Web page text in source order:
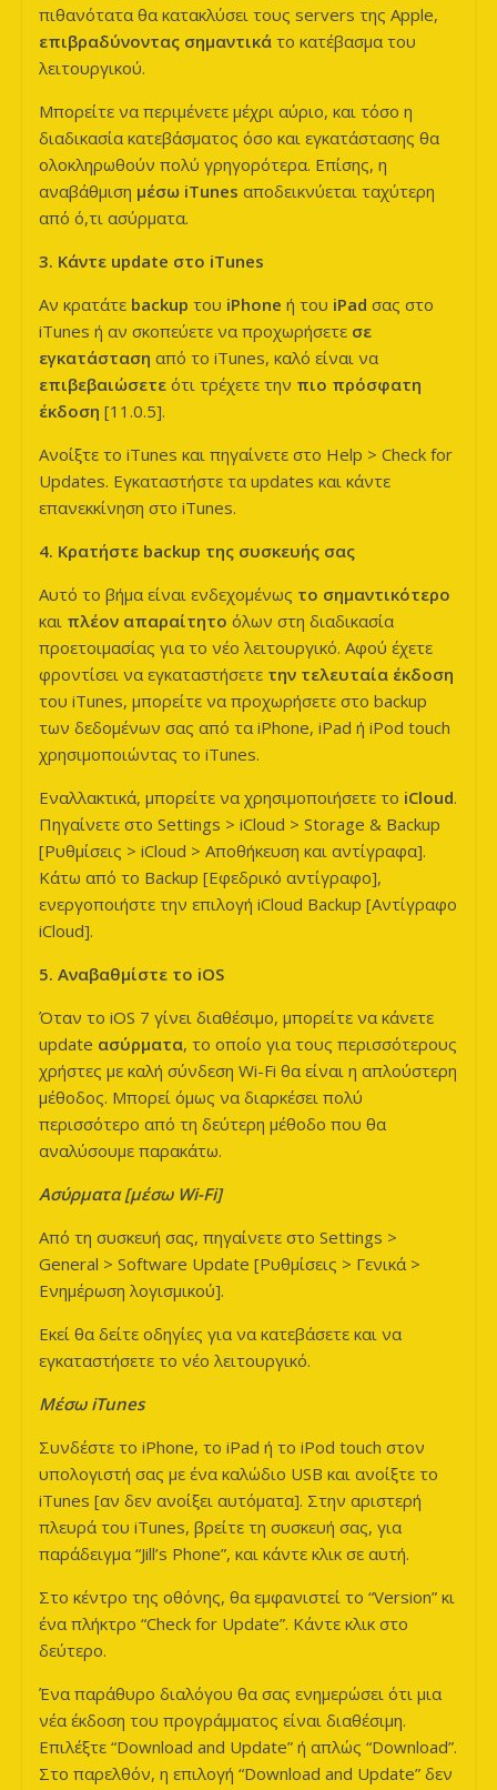
πιθανότατα θα κατακλύσει τους servers της Apple,
επιβραδύνοντας σημαντικάτο κατέβασμα του
λειτουργικού.
Μπορείτε να περιμένετε μέχρι αύριο, και τόσο η
διαδικασία κατεβάσματος όσο και εγκατάστασης θα
ολοκληρωθούν πολύ γρηγορότερα. Επίσης, η
αναβάθμιση μέσω iTunes αποδεικνύεται ταχύτερη
από ό,τι ασύρματα.
3. Κάντε update στο iTunes
Αν κρατάτε backup του iPhone ή του iPad σας στο
iTunes ή αν σκοπεύετε να προχωρήσετε σε
εγκατάσταση από το iTunes, καλό είναι να
επιβεβαιώσετεότι τρέχετε την πιο πρόσφατη
έκδοση [11.0.5].
Ανοίξτε το iTunes και πηγαίνετε στο Help > Check for
Updates. Εγκαταστήστε τα updates και κάντε
επανεκκίνηση στο iTunes.
4. Κρατήστε backup της συσκευής σας
Αυτό το βήμα είναι ενδεχομένως το σημαντικότερο
και πλέον απαραίτητο όλων στη διαδικασία
προετοιμασίας για το νέο λειτουργικό. Αφού έχετε
φροντίσει να εγκαταστήσετε την τελευταία έκδοση
του iTunes, μπορείτε να προχωρήσετε στο backup
των δεδομένων σας από τα iPhone, iPad ή iPod touch
χρησιμοποιώντας το iTunes.
Εναλλακτικά, μπορείτε να χρησιμοποιήσετε το iCloud.
Πηγαίνετε στο Settings > iCloud > Storage & Backup
[Ρυθμίσεις > iCloud > Αποθήκευση και αντίγραφα].
Κάτω από το Backup [Εφεδρικό αντίγραφο],
ενεργοποιήστε την επιλογή iCloud Backup [Αντίγραφο
iCloud].
5. Αναβαθμίστε το iOS
Όταν το iOS 7 γίνει διαθέσιμο, μπορείτε να κάνετε
update ασύρματα, το οποίο για τους περισσότερους
χρήστες με καλή σύνδεση Wi-Fi θα είναι η απλούστερη
μέθοδος. Μπορεί όμως να διαρκέσει πολύ
περισσότερο από τη δεύτερη μέθοδο που θα
αναλύσουμε παρακάτω.
Ασύρματα [μέσω Wi-Fi]
Από τη συσκευή σας, πηγαίνετε στο Settings >
General > Software Update [Ρυθμίσεις > Γενικά >
Ενημέρωση λογισμικού].
Εκεί θα δείτε οδηγίες για να κατεβάσετε και να
εγκαταστήσετε το νέο λειτουργικό.
Μέσω iTunes
Συνδέστε το iPhone, το iPad ή το iPod touch στον
υπολογιστή σας με ένα καλώδιο USB και ανοίξτε το
iTunes [αν δεν ανοίξει αυτόματα]. Στην αριστερή
πλευρά του iTunes, βρείτε τη συσκευή σας, για
παράδειγμα “Jill’s Phone”, και κάντε κλικ σε αυτή.
Στο κέντρο της οθόνης, θα εμφανιστεί το “Version” κι
ένα πλήκτρο “Check for Update”. Κάντε κλικ στο
δεύτερο.
Ένα παράθυρο διαλόγου θα σας ενημερώσει ότι μια
νέα έκδοση του προγράμματος είναι διαθέσιμη.
Επιλέξτε “Download and Update” ή απλώς “Download”.
Στο παρελθόν, η επιλογή “Download and Update” δεν